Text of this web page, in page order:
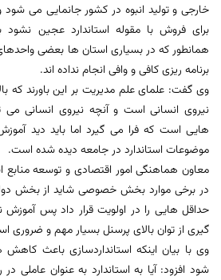
خارجی و تولید انبوه در کشور جانمایی می شود و
برای فروش با مقوله استاندارد عجین
همانطور که در بسیاری استان ها بعضی
برنامه ریزی کافی و وافی انجام نداده اند.
وی گفت: علمای علم مدیریت بر این باورند که
نیروی انسانی است و آنچه نیروی انسانی
هایی است که فرا می گیرد اما باید دید
موضوعات استاندارد در جامعه دیده شده است.
معاون هماهنگی امور اقتصادی و توسعه منابع
در برخی موارد بخش خصوصی شاید از بخش
حداقل هایی را در اولویت قرار داد پس آموزش
گیری از توان بالای پرسنل بسیار مهم و ضروری
وی با بیان اینکه استانداردسازی باعث کاهش
شود افزود: آیا به استاندارد به عنوان عاملی